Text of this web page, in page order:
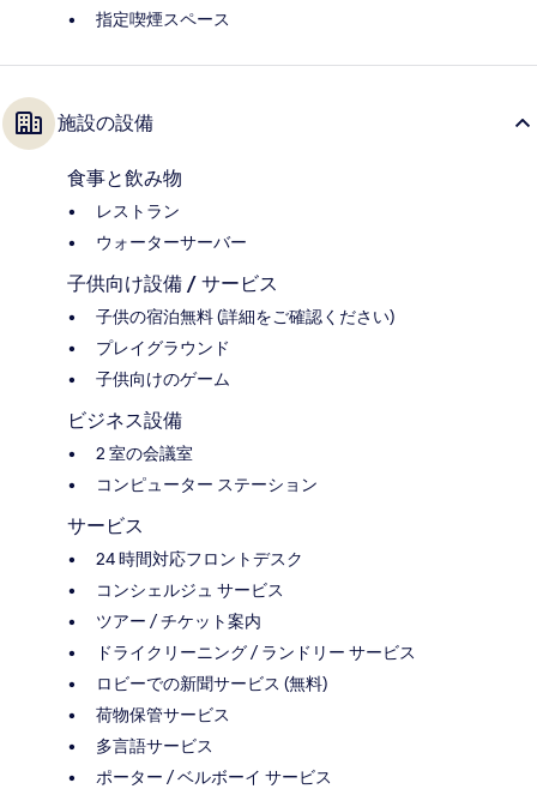
指定喫煙スペース
施設の設備
食事と飲み物
レストラン
ウォーターサーバー
子供向け設備 / サービス
子供の宿泊無料 (詳細をご確認ください)
プレイグラウンド
子供向けのゲーム
ビジネス設備
2 室の会議室
コンピューター ステーション
サービス
24 時間対応フロントデスク
コンシェルジュ サービス
ツアー / チケット案内
ドライクリーニング / ランドリー サービス
ロビーでの新聞サービス (無料)
荷物保管サービス
多言語サービス
ポーター / ベルボーイ サービス